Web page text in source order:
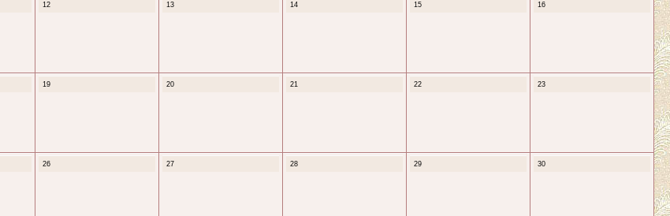
12 13 14 15 16
19 20 21 22 23
26 27 28 29 30